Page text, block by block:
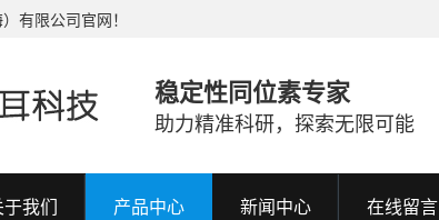
有限公司官网！
稳定性同位素专家
助力精准科研，探索无限可能
于我们 产品中心 新闻中心 在线留言